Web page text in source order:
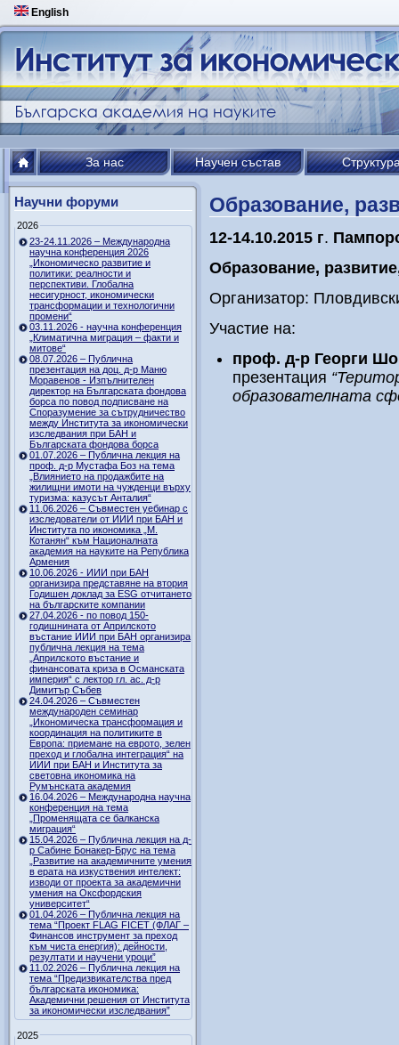
English
За нас Научен състав
Научни форуми
2026
23-24.11.2026 – Международна
научна конференция 2026
„Икономическо развитие и
политики: реалности и
перспективи. Глобална
несигурност, икономически
трансформации и технологични
промени“
03.11.2026 - научна конференция
„Климатична миграция – факти и
митове“
08.07.2026 – Публична
презентация на доц. д-р Маню
Моравенов - Изпълнителен
директор на Българската фондова
борса по повод подписване на
Споразумение за сътрудничество
между Института за икономически
изследвания при БАН и
Българската фондова борса
01.07.2026 – Публична лекция на
проф. д-р Мустафа Боз на тема
„Влиянието на продажбите на
жилищни имоти на чужденци върху
туризма: казусът Анталия“
11.06.2026 – Съвместен уебинар с
изследователи от ИИИ при БАН и
Института по икономика „М.
Котанян“ към Националната
академия на науките на Република
Армения
10.06.2026 - ИИИ при БАН
организира представяне на втория
Годишен доклад за ESG отчитането
на българските компании
27.04.2026 - по повод 150-
годишнината от Априлското
въстание ИИИ при БАН организира
публична лекция на тема
„Априлското въстание и
финансовата криза в Османската
империя“ с лектор гл. ас. д-р
Димитър Събев
24.04.2026 – Съвместен
международен семинар
„Икономическа трансформация и
координация на политиките в
Европа: приемане на еврото, зелен
преход и глобална интеграция“ на
ИИИ при БАН и Института за
световна икономика на
Румънската академия
16.04.2026 – Международна научна
конференция на тема
„Променящата се балканска
миграция“
15.04.2026 – Публична лекция на д-
р Сабине Бонакер-Брус на тема
„Развитие на академичните умения
в ерата на изкуствения интелект:
изводи от проекта за академични
умения на Оксфордския
университет“
01.04.2026 – Публична лекция на
тема “Проект FLAG FICET (ФЛАГ –
Финансов инструмент за преход
към чиста енергия): дейности,
резултати и научени уроци”
11.02.2026 – Публична лекция на
тема “Предизвикателства пред
българската икономика:
Академични решения от Института
за икономически изследвания”
2025
Образование,
12-14.10.2015 г.
Образование,
Организатор:
Участие на:
проф. д-р Георги
презентация
образователната